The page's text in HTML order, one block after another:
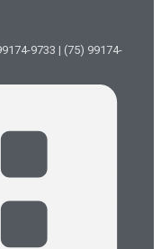
9733 | (75) 99174-